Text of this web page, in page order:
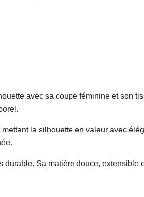
avec sa coupe féminine et son
la silhouette en valeur avec
durable. Sa matière douce, extensible